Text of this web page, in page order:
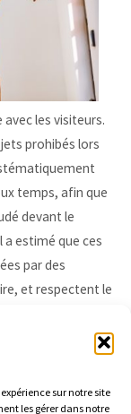
sur notre site
les gérer dans notre
les visiteurs.
prohibés lors
temps, afin que
devant le
a estimé que ces
par des
et respectent le